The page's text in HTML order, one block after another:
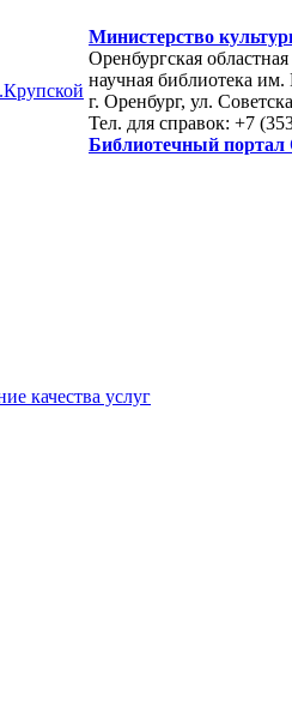
Министерство
Оренбургская
научная библиотека
г. Оренбург, ул.
Тел. для справок: +7
Библиотечный портал
качества услуг